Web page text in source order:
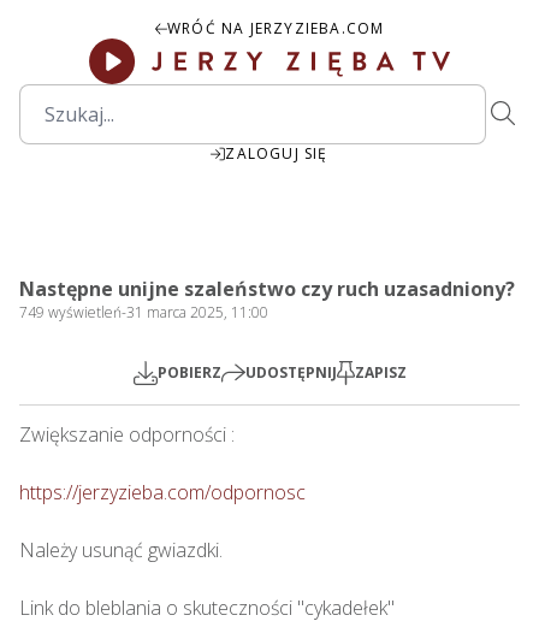
WRÓĆ NA JERZYZIEBA.COM
ZALOGUJ SIĘ
Play
Następne unijne szaleństwo czy ruch uzasadniony?
749 wyświetleń-31 marca 2025, 11:00
POBIERZ UDOSTĘPNIJ ZAPISZ
Zwiększanie odporności :
https://jerzyzieba.com/odpornosc
Należy usunąć gwiazdki.
Link do bleblania o skuteczności "cykadełek"